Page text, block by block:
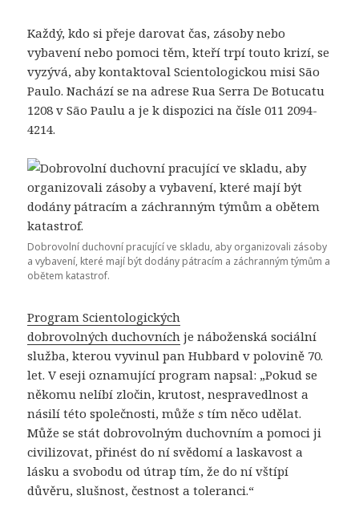
Každý, kdo si přeje darovat čas, zásoby nebo
vybavení nebo pomoci těm, kteří trpí touto krizí, se
vyzývá, aby kontaktoval Scientologickou misi São
Paulo. Nachází se na adrese Rua Serra De Botucatu
1208 v São Paulu a je k dispozici na čísle 011 2094-
4214.
Dobrovolní duchovní pracující ve skladu, aby organizovali zásoby
a vybavení, které mají být dodány pátracím a záchranným týmům a
obětem katastrof.
Program Scientologických
dobrovolných duchovních je náboženská sociální
služba, kterou vyvinul pan Hubbard v polovině 70.
let. V eseji oznamující program napsal: „Pokud se
někomu nelíbí zločin, krutost, nespravedlnost a
násilí této společnosti, můžes tím něco udělat.
Může se stát dobrovolným duchovním a pomoci ji
civilizovat, přinést do ní svědomí a laskavost a
lásku a svobodu od útrap tím, že do ní vštípí
důvěru, slušnost, čestnost a toleranci.“